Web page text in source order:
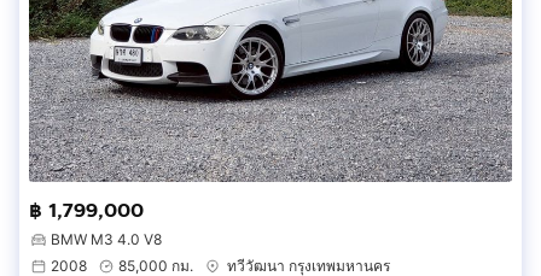
฿ 1,799,000
BMW M3 4.0 V8
2008
85,000 กม.
ทวีวัฒนา กรุงเทพมหานคร